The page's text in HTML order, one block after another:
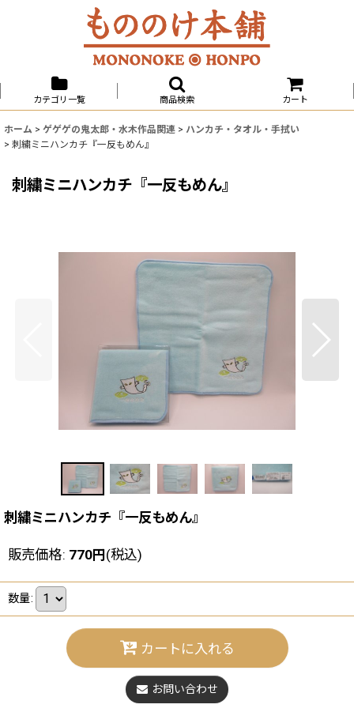
カテゴリ一覧 商品検索 カート
ホーム > ゲゲゲの鬼太郎・水木作品関連 > ハンカチ・タオル・手拭い
> 刺繍ミニハンカチ『一反もめん』
刺繍ミニハンカチ『一反もめん』
刺繍ミニハンカチ『一反もめん』
販売価格: 770円(税込)
数量:
カートに入れる
お問い合わせ